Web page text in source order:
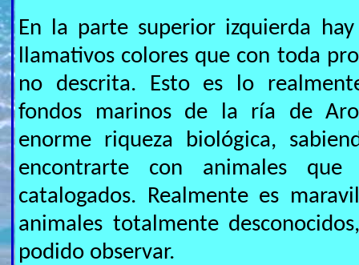
En la parte superior izquierda
llamativos colores que con toda
no descrita. Esto es lo
fondos marinos de la ría de
enorme riqueza biológica,
encontrarte con animales
catalogados. Realmente es
animales totalmente
podido observar.